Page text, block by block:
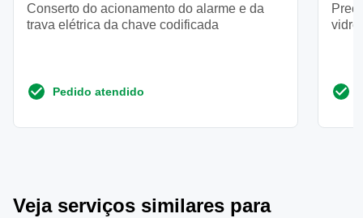
Conserto do acionamento do alarme e da
trava elétrica da chave codificada
Pedido atendido
vidro
Veja serviços similares para